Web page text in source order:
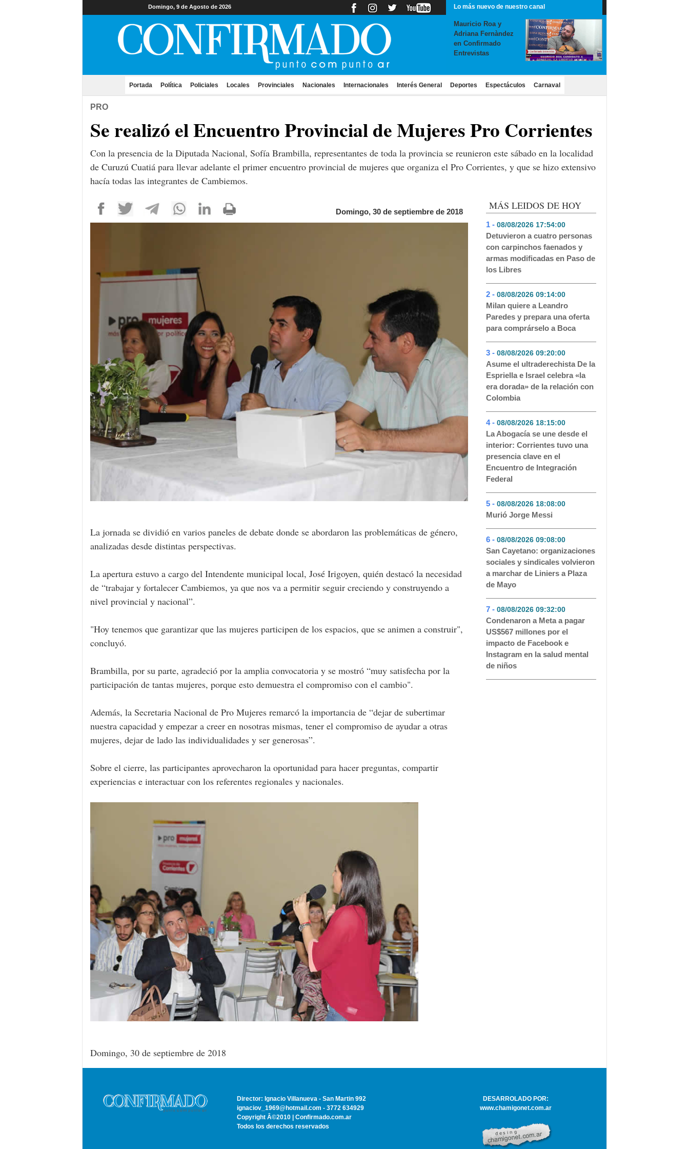
Domingo, 9 de Agosto de 2026 Lo más nuevo de nuestro canal
Mauricio Roa y
Adriana Fernàndez
en Confirmado
Entrevistas
Portada(current)
Política Policiales Locales Provinciales Nacionales Internacionales Interés General Deportes Espectáculos Carnaval
PRO
Se realizó el Encuentro Provincial de Mujeres Pro Corrientes
Con la presencia de la Diputada Nacional, Sofía Brambilla, representantes de toda la provincia se reunieron este sábado en la localidad
de Curuzú Cuatiá para llevar adelante el primer encuentro provincial de mujeres que organiza el Pro Corrientes, y que se hizo extensivo
hacía todas las integrantes de Cambiemos.
Domingo, 30 de septiembre de 2018
La jornada se dividió en varios paneles de debate donde se abordaron las problemáticas de género,
analizadas desde distintas perspectivas.
La apertura estuvo a cargo del Intendente municipal local, José Irigoyen, quién destacó la necesidad
de “trabajar y fortalecer Cambiemos, ya que nos va a permitir seguir creciendo y construyendo a
nivel provincial y nacional”.
"Hoy tenemos que garantizar que las mujeres participen de los espacios, que se animen a construir",
concluyó.
Brambilla, por su parte, agradeció por la amplia convocatoria y se mostró “muy satisfecha por la
participación de tantas mujeres, porque esto demuestra el compromiso con el cambio".
Además, la Secretaria Nacional de Pro Mujeres remarcó la importancia de “dejar de subertimar
nuestra capacidad y empezar a creer en nosotras mismas, tener el compromiso de ayudar a otras
mujeres, dejar de lado las individualidades y ser generosas”.
Sobre el cierre, las participantes aprovecharon la oportunidad para hacer preguntas, compartir
experiencias e interactuar con los referentes regionales y nacionales.
Domingo, 30 de septiembre de 2018
MÁS LEIDOS DE HOY
1 - 08/08/2026 17:54:00- 141
Detuvieron a cuatro personas
con carpinchos faenados y
armas modificadas en Paso de
los Libres
2 - 08/08/2026 09:14:00- 122
Milan quiere a Leandro
Paredes y prepara una oferta
para comprárselo a Boca
3 - 08/08/2026 09:20:00- 118
Asume el ultraderechista De la
Espriella e Israel celebra «la
era dorada» de la relación con
Colombia
4 - 08/08/2026 18:15:00- 105
La Abogacía se une desde el
interior: Corrientes tuvo una
presencia clave en el
Encuentro de Integración
Federal
5 - 08/08/2026 18:08:00- 87
Murió Jorge Messi
6 - 08/08/2026 09:08:00- 71
San Cayetano: organizaciones
sociales y sindicales volvieron
a marchar de Liniers a Plaza
de Mayo
7 - 08/08/2026 09:32:00- 53
Condenaron a Meta a pagar
US$567 millones por el
impacto de Facebook e
Instagram en la salud mental
de niños
Director: Ignacio Villanueva - San Martin 992
ignaciov_1969@hotmail.com - 3772 634929
Copyright Â©2010 | Confirmado.com.ar
Todos los derechos reservados
DESARROLADO POR:
www.chamigonet.com.ar